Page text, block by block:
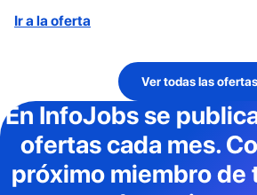
Ir a la oferta
Ver todas las ofertas
En InfoJobsse
ofertas cada mes.
próximo miembro de